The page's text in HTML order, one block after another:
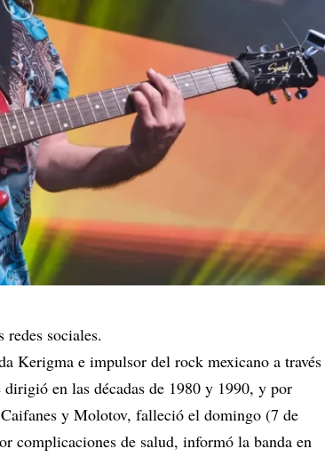
redes sociales.
Kerigma e impulsor del rock mexicano a través
en las décadas de 1980 y 1990, y por
y Molotov, falleció el domingo (7 de
complicaciones de salud, informó la banda en